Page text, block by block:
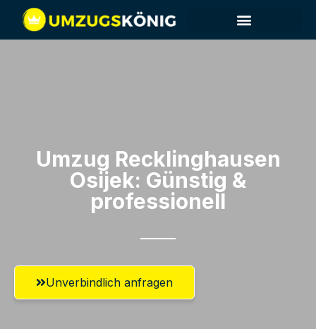
Umzug Recklinghausen​
Osijek: Günstig &
professionell​
Unverbindlich anfragen